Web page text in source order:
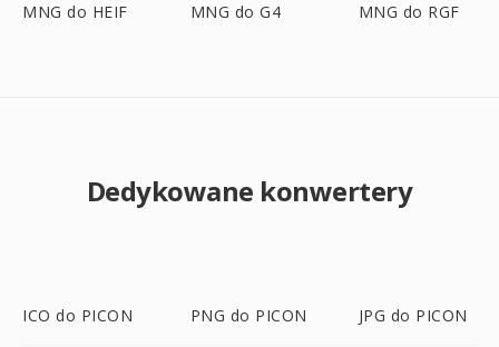
MNG do HEIF MNG do G4 MNG do RGF
Dedykowane konwertery
ICO do PICON PNG do PICON JPG do PICON